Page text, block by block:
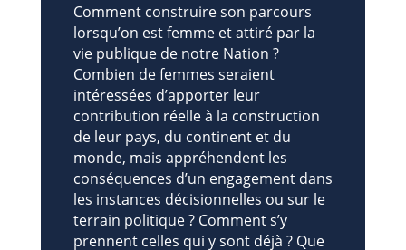
Comment construire son parcours
lorsqu’on est femme et attiré par la
vie publique de notre Nation ?
Combien de femmes seraient
intéressées d’apporter leur
contribution réelle à la construction
de leur pays, du continent et du
monde, mais appréhendent les
conséquences d’un engagement dans
les instances décisionnelles ou sur le
terrain politique ? Comment s’y
prennent celles qui y sont déjà ? Que